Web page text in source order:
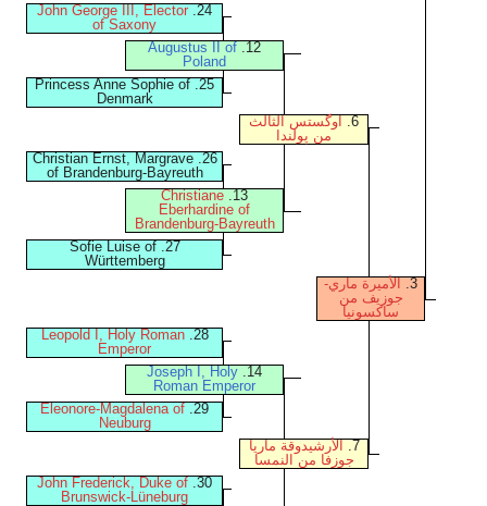
24.
John George III, Elector
of Saxony
12.
Augustus II of
Poland
25. Princess Anne Sophie of
Denmark
6.
اوگستس الثالث
من پولندا
26. Christian Ernst, Margrave
of Brandenburg-Bayreuth
13.
Christiane
Eberhardine of
Brandenburg-Bayreuth
27. Sofie Luise of
Württemberg
3.
الأميرة ماري-
جوزيف من
ساكسونيا
28.
Leopold I, Holy Roman
Emperor
14.
Joseph I, Holy
Roman Emperor
29.
Eleonore-Magdalena of
Neuburg
7.
الأرشيدوقة ماريا
جوزفا من النمسا
30.
John Frederick, Duke of
Brunswick-Lüneburg